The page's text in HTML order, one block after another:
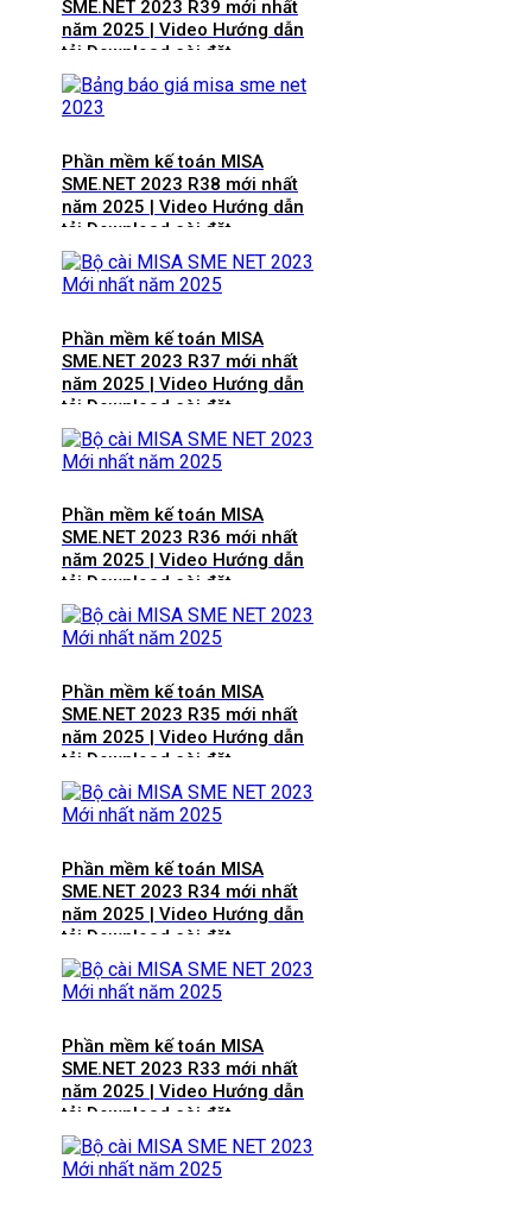
SME.NET 2023 R39 mới nhất
năm 2025 | Video Hướng dẫn
tải Download cài đặt
Phần mềm kế toán MISA
SME.NET 2023 R38 mới nhất
năm 2025 | Video Hướng dẫn
tải Download cài đặt
Phần mềm kế toán MISA
SME.NET 2023 R37 mới nhất
năm 2025 | Video Hướng dẫn
tải Download cài đặt
Phần mềm kế toán MISA
SME.NET 2023 R36 mới nhất
năm 2025 | Video Hướng dẫn
tải Download cài đặt
Phần mềm kế toán MISA
SME.NET 2023 R35 mới nhất
năm 2025 | Video Hướng dẫn
tải Download cài đặt
Phần mềm kế toán MISA
SME.NET 2023 R34 mới nhất
năm 2025 | Video Hướng dẫn
tải Download cài đặt
Phần mềm kế toán MISA
SME.NET 2023 R33 mới nhất
năm 2025 | Video Hướng dẫn
tải Download cài đặt